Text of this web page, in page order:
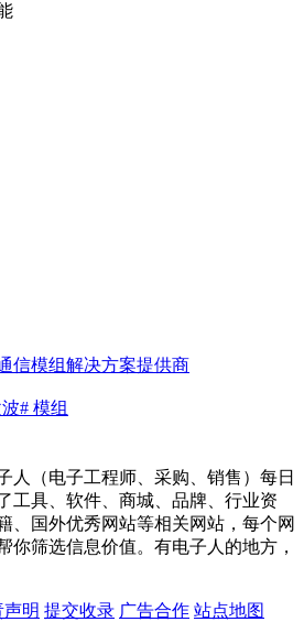
信模组解决方案提供商
# 模组
人（电子工程师、采购、销售）每日
工具、软件、商城、品牌、行业资
、国外优秀网站等相关网站，每个网
你筛选信息价值。有电子人的地方，
声明 提交收录 广告合作 站点地图